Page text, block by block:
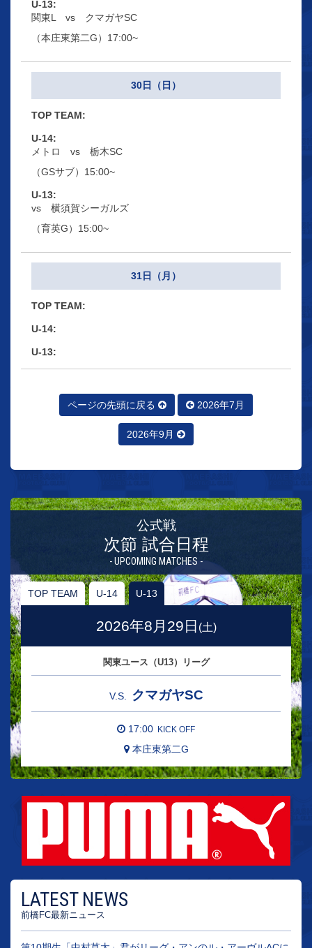
関東L vs クマガヤSC
（本庄東第二G）17:00~
30日（日）
メトロ vs 栃木SC
（GSサブ）15:00~
vs 横須賀シーガルズ
（育英G）15:00~
31日（月）
ページの先頭に戻る 2026年7月
2026年9月
公式戦
次節 試合日程
- UPCOMING MATCHES -
TOP TEAM U-14 U-13
2026年8月29日 (土)
関東ユース（U13）リーグ
V.S. クマガヤSC
17:00 KICK OFF
本庄東第二G
LATEST NEWS
前橋FC最新ニュース